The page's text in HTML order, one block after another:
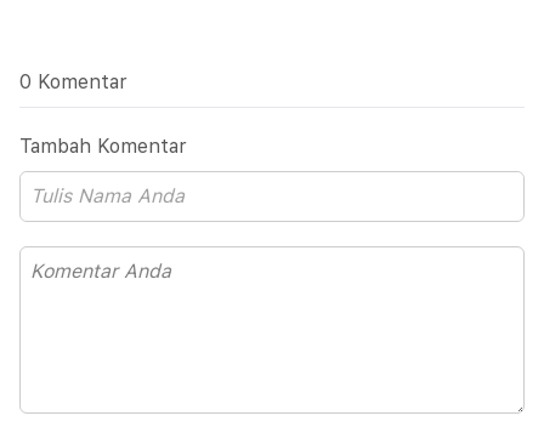
0 Komentar
Tambah Komentar